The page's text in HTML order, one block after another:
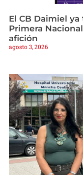
El CB Daimiel
Primera
afición
agosto 3, 2026